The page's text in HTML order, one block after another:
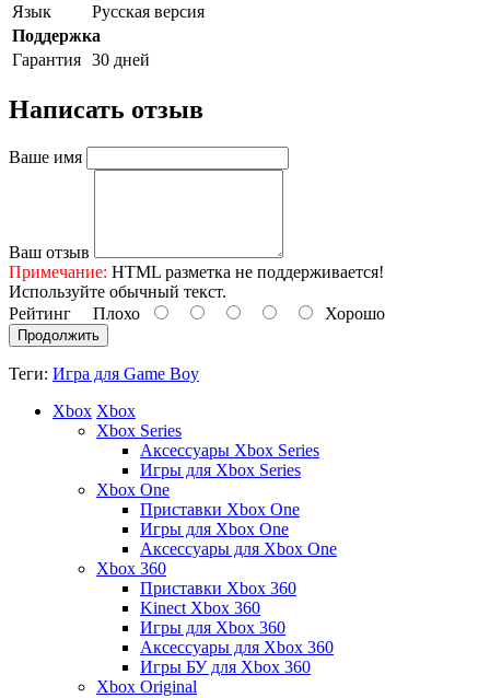
Язык
Русская версия
Поддержка
Гарантия 30 дней
Написать отзыв
Ваше имя
Ваш отзыв
Примечание: HTML разметка не поддерживается!
Используйте обычный текст.
Рейтинг Плохо Хорошо
Продолжить
Теги: Игра для Game Boy
Xbox Xbox
Xbox Series
Аксессуары Xbox Series
Игры для Xbox Series
Xbox One
Приставки Xbox One
Игры для Xbox One
Аксессуары для Xbox One
Xbox 360
Приставки Xbox 360
Kinect Xbox 360
Игры для Xbox 360
Аксессуары для Xbox 360
Игры БУ для Xbox 360
Xbox Original